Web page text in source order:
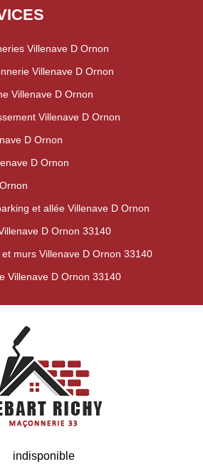
Villenave D Ornon
Villenave D Ornon
Villenave D Ornon
Villenave D Ornon
D Ornon
D Ornon
et allée Villenave D Ornon
D Ornon 33140
murs Villenave D Ornon 33140
Villenave D Ornon 33140
indisponible